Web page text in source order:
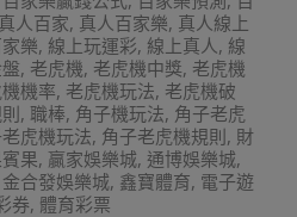
真人百家, 真人百家樂, 真人線上
樂, 線上玩運彩, 線上真人, 線
, 老虎機, 老虎機中獎, 老虎機
機率, 老虎機玩法, 老虎機破
, 職棒, 角子機玩法, 角子老虎
虎機玩法, 角子老虎機規則, 財
果, 贏家娛樂城, 通博娛樂城,
金合發娛樂城, 鑫寶體育, 電子遊
券, 體育彩票